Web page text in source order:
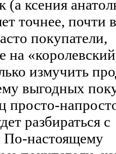
(а ксения
точнее, почти
покупатели,
на
измучить
выгодных
просто-
разбираться с
По-настоящему